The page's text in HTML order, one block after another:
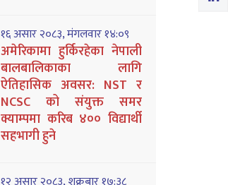
१६ असार २०८३, मंगलवार १४:०९
अमेरिकामा हुर्किरहेका नेपाली
बालबालिकाका लागि
ऐतिहासिक अवसर: NST र
NCSC को संयुक्त समर
क्याम्पमा करिब ४०० विद्यार्थी
सहभागी हुने